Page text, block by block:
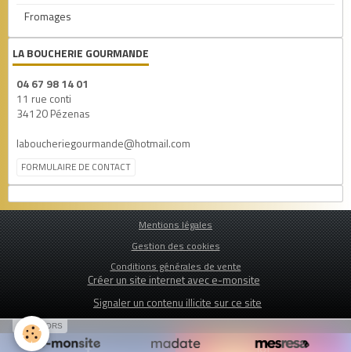
Fromages
LA BOUCHERIE GOURMANDE
04 67 98 14 01
11 rue conti
34120 Pézenas
laboucheriegourmande@hotmail.com
FORMULAIRE DE CONTACT
Mentions légales
Gestion des cookies
Conditions générales de vente
Créer un site internet avec e-monsite
Signaler un contenu illicite sur ce site
SPONSORS